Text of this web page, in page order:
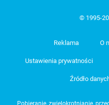
© 1995-
Reklama O
Ustawienia prywatności
Źródło
Pobieranie, zwielokrotnianie,